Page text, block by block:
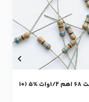
مقاومت 68 اهم 1/2وات %5 (10